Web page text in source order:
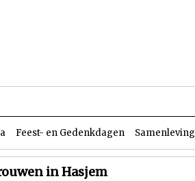
Feest- en Gedenkdagen Samenleving
in Hasjem